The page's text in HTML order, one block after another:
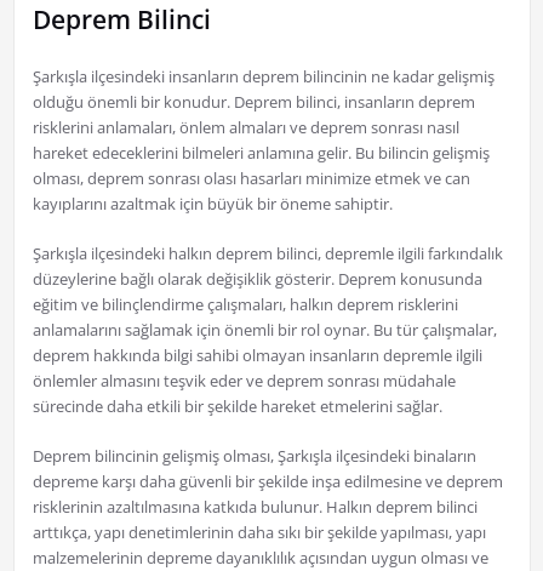
Deprem Bilinci
Şarkışla ilçesindeki insanların deprem bilincinin ne kadar gelişmiş
olduğu önemli bir konudur. Deprem bilinci, insanların deprem
risklerini anlamaları, önlem almaları ve deprem sonrası nasıl
hareket edeceklerini bilmeleri anlamına gelir. Bu bilincin gelişmiş
olması, deprem sonrası olası hasarları minimize etmek ve can
kayıplarını azaltmak için büyük bir öneme sahiptir.
Şarkışla ilçesindeki halkın deprem bilinci, depremle ilgili farkındalık
düzeylerine bağlı olarak değişiklik gösterir. Deprem konusunda
eğitim ve bilinçlendirme çalışmaları, halkın deprem risklerini
anlamalarını sağlamak için önemli bir rol oynar. Bu tür çalışmalar,
deprem hakkında bilgi sahibi olmayan insanların depremle ilgili
önlemler almasını teşvik eder ve deprem sonrası müdahale
sürecinde daha etkili bir şekilde hareket etmelerini sağlar.
Deprem bilincinin gelişmiş olması, Şarkışla ilçesindeki binaların
depreme karşı daha güvenli bir şekilde inşa edilmesine ve deprem
risklerinin azaltılmasına katkıda bulunur. Halkın deprem bilinci
arttıkça, yapı denetimlerinin daha sıkı bir şekilde yapılması, yapı
malzemelerinin depreme dayanıklılık açısından uygun olması ve